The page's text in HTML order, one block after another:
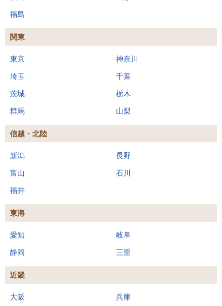
福島
関東
東京 神奈川
埼玉 千葉
茨城 栃木
群馬 山梨
信越・北陸
新潟 長野
富山 石川
福井
東海
愛知 岐阜
静岡 三重
近畿
大阪 兵庫